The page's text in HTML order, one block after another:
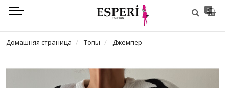
0
Домашняя страница Топы Джемпер